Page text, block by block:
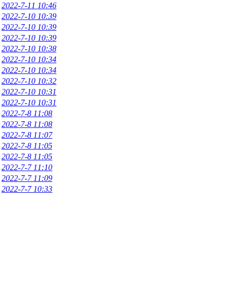
2022-7-11 10:46
2022-7-10 10:39
2022-7-10 10:39
2022-7-10 10:39
2022-7-10 10:38
2022-7-10 10:34
2022-7-10 10:34
2022-7-10 10:32
2022-7-10 10:31
2022-7-10 10:31
2022-7-8 11:08
2022-7-8 11:08
2022-7-8 11:07
2022-7-8 11:05
2022-7-8 11:05
2022-7-7 11:10
2022-7-7 11:09
2022-7-7 10:33